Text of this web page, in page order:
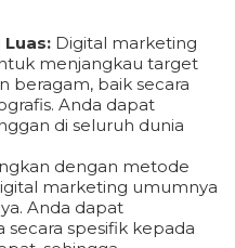
Digital marketing
menjangkau target
beragam, baik secara
Anda dapat
di seluruh dunia
dengan metode
marketing umumnya
Anda dapat
spesifik kepada